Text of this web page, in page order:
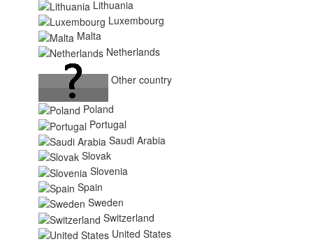
Lithuania
Luxembourg
Malta
Netherlands
Other country
Poland
Portugal
Saudi Arabia
Slovak
Slovenia
Spain
Sweden
Switzerland
United States